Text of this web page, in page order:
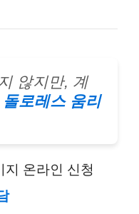
않지만, 계
돌로레스 움리
지 온라인 신청